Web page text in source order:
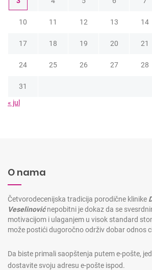
10 11 12 13 14
17 18 19 20 21
24 25 26 27 28
31
« jul
O nama
Četvorodecenijska tradicija porodične klinike
Veselinovićnepobitni je dokaz da se
motivacijom i ulaganjem u visok standard
može postići dugoročno održiv dobar odnos
Da biste primali saopštenja putem e-pošte,
dostavite svoju adresu e-pošte ispod.